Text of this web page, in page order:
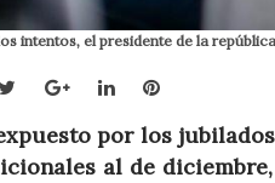
intentos, el presidente de la
TwitterGoogle+LinkedInPinterest
por los
al de